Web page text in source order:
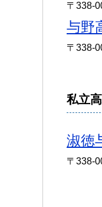
〒338-
与野
〒338-
私立
淑徳
〒338-